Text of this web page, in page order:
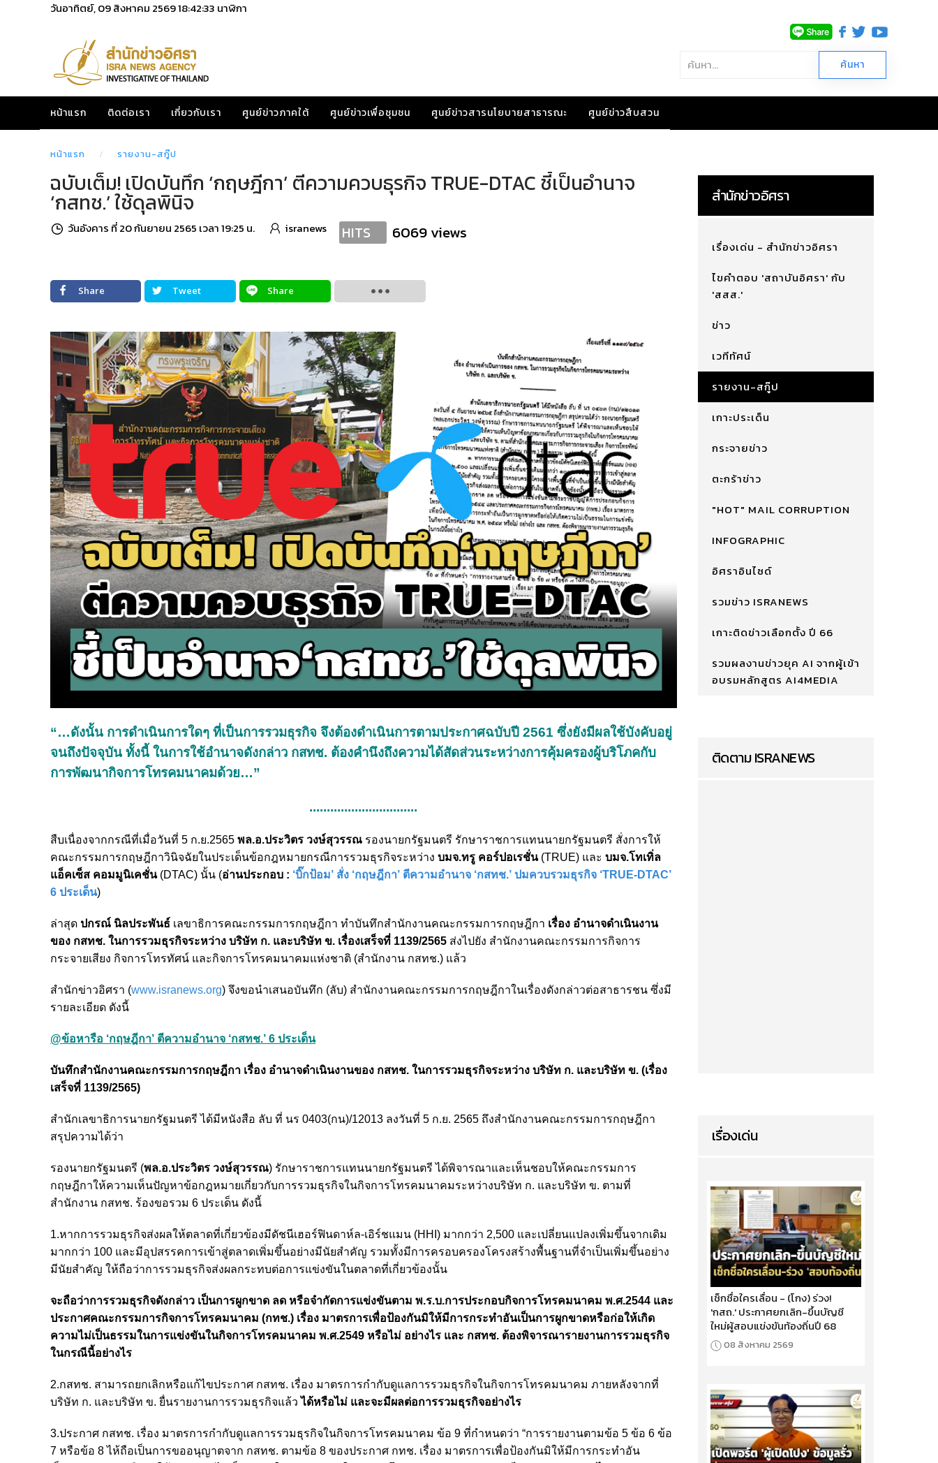
วันอาทิตย์, 09 สิงหาคม 256918:42:35 นาฬิกา
หน้าแรก ติดต่อเรา เกี่ยวกับเรา ศูนย์ข่าวภาคใต้ ศูนย์ข่าวเพื่อชุมชน ศูนย์ข่าวสารนโยบายสาธารณะ ศูนย์ข่าวสืบสวน
หน้าแรก รายงาน-สกู๊ป
ฉบับเต็ม! เปิดบันทึก ‘กฤษฎีกา’ ตีความควบธุรกิจ TRUE-DTAC ชี้เป็นอำนาจ
‘กสทช.’ ใช้ดุลพินิจ
วันอังคาร ที่ 20 กันยายน 2565 เวลา 19:25 น. isranews HITS 6069 views
Share Tweet Share
“…ดังนั้น การดำเนินการใดๆ ที่เป็นการรวมธุรกิจ จึงต้องดำเนินการตามประกาศฉบับปี 2561 ซึ่งยังมีผลใช้บังคับอยู่
จนถึงปัจจุบัน ทั้งนี้ ในการใช้อำนาจดังกล่าว กสทช. ต้องคำนึงถึงความได้สัดส่วนระหว่างการคุ้มครองผู้บริโภคกับ
การพัฒนากิจการโทรคมนาคมด้วย…”
...............................
สืบเนื่องจากกรณีที่เมื่อวันที่ 5 ก.ย.2565 พล.อ.ประวิตร วงษ์สุวรรณ รองนายกรัฐมนตรี รักษาราชการแทนนายกรัฐมนตรี สั่งการให้
คณะกรรมการกฤษฎีกาวินิจฉัยในประเด็นข้อกฎหมายกรณีการรวมธุรกิจระหว่าง บมจ.ทรู คอร์ปอเรชั่น(TRUE) และ บมจ.โทเทิ่ล
แอ็คเซ็ส คอมมูนิเคชั่น(DTAC) นั้น (อ่านประกอบ : ‘บิ๊กป้อม’ สั่ง ‘กฤษฎีกา’ ตีความอำนาจ ‘กสทช.’ ปมควบรวมธุรกิจ ‘TRUE-DTAC’
6 ประเด็น)
ล่าสุด ปกรณ์ นิลประพันธ์ เลขาธิการคณะกรรมการกฤษฎีกา ทำบันทึกสำนักงานคณะกรรมการกฤษฎีกา เรื่อง อำนาจดำเนินงาน
ของ กสทช. ในการรวมธุรกิจระหว่าง บริษัท ก. และบริษัท ข. เรื่องเสร็จที่ 1139/2565 ส่งไปยัง สำนักงานคณะกรรมการกิจการ
กระจายเสียง กิจการโทรทัศน์ และกิจการโทรคมนาคมแห่งชาติ (สำนักงาน กสทช.) แล้ว
สำนักข่าวอิศรา (www.isranews.org) จึงขอนำเสนอบันทึก (ลับ) สำนักงานคณะกรรมการกฤษฎีกาในเรื่องดังกล่าวต่อสาธารชน ซึ่งมี
รายละเอียด ดังนี้
@ข้อหารือ ‘กฤษฎีกา’ ตีความอำนาจ ‘กสทช.’ 6 ประเด็น
บันทึกสำนักงานคณะกรรมการกฤษฎีกา เรื่อง อำนาจดำเนินงานของ กสทช. ในการรวมธุรกิจระหว่าง บริษัท ก. และบริษัท ข. (เรื่อง
เสร็จที่ 1139/2565)
สำนักเลขาธิการนายกรัฐมนตรี ได้มีหนังสือ ลับ ที่ นร 0403(กน)/12013 ลงวันที่ 5 ก.ย. 2565 ถึงสำนักงานคณะกรรมการกฤษฎีกา
สรุปความได้ว่า
รองนายกรัฐมนตรี (พล.อ.ประวิตร วงษ์สุวรรณ) รักษาราชการแทนนายกรัฐมนตรี ได้พิจารณาและเห็นชอบให้คณะกรรมการ
กฤษฎีกาให้ความเห็นปัญหาข้อกฎหมายเกี่ยวกับการรวมธุรกิจในกิจการโทรคมนาคมระหว่างบริษัท ก. และบริษัท ข. ตามที่
สำนักงาน กสทช. ร้องขอรวม 6 ประเด็น ดังนี้
1.หากการรวมธุรกิจส่งผลให้ตลาดที่เกี่ยวข้องมีดัชนีเฮอร์ฟินดาห์ล-เอิร์ชแมน (HHI) มากกว่า 2,500 และเปลี่ยนแปลงเพิ่มขึ้นจากเดิม
มากกว่า 100 และมีอุปสรรคการเข้าสู่ตลาดเพิ่มขึ้นอย่างมีนัยสำคัญ รวมทั้งมีการครอบครองโครงสร้างพื้นฐานที่จำเป็นเพิ่มขึ้นอย่าง
มีนัยสำคัญ ให้ถือว่าการรวมธุรกิจส่งผลกระทบต่อการแข่งขันในตลาดที่เกี่ยวข้องนั้น
จะถือว่าการรวมธุรกิจดังกล่าว เป็นการผูกขาด ลด หรือจำกัดการแข่งขันตาม พ.ร.บ.การประกอบกิจการโทรคมนาคม พ.ศ.2544 และ
ประกาศคณะกรรมการกิจการโทรคมนาคม (กทช.) เรื่อง มาตรการเพื่อป้องกันมิให้มีการกระทำอันเป็นการผูกขาดหรือก่อให้เกิด
ความไม่เป็นธรรมในการแข่งขันในกิจการโทรคมนาคม พ.ศ.2549 หรือไม่ อย่างไร และ กสทช. ต้องพิจารณารายงานการรวมธุรกิจ
ในกรณีนี้อย่างไร
2.กสทช. สามารถยกเลิกหรือแก้ไขประกาศ กสทช. เรื่อง มาตรการกำกับดูแลการรวมธุรกิจในกิจการโทรคมนาคม ภายหลังจากที่
บริษัท ก. และบริษัท ข. ยื่นรายงานการรวมธุรกิจแล้วได้หรือไม่ และจะมีผลต่อการรวมธุรกิจอย่างไร
3.ประกาศ กสทช. เรื่อง มาตรการกำกับดูแลการรวมธุรกิจในกิจการโทรคมนาคม ข้อ 9 ที่กำหนดว่า “การรายงานตามข้อ 5 ข้อ 6 ข้อ
7 หรือข้อ 8 ไห้ถือเป็นการขออนุญาตจาก กสทช. ตามข้อ 8 ของประกาศ กทช. เรื่อง มาตรการเพื่อป้องกันมิให้มีการกระทำอัน
สำนักข่าวอิศรา
เรื่องเด่น - สำนักข่าวอิศรา
ไขคำตอบ 'สถาบันอิศรา' กับ
'สสส.'
ข่าว
เวทีทัศน์
รายงาน-สกู๊ป
เกาะประเด็น
กระจายข่าว
ตะกร้าข่าว
"HOT" MAIL CORRUPTION
INFOGRAPHIC
อิศราอินไซด์
รวมข่าว ISRANEWS
เกาะติดข่าวเลือกตั้ง ปี 66
รวมผลงานข่าวยุค AI จากผู้เข้า
อบรมหลักสูตร AI4MEDIA
ติดตาม ISRANEWS
เรื่องเด่น
เช็กชื่อใครเลื่อน - (โกง) ร่วง!
'กสถ.' ประกาศยกเลิก-ขึ้นบัญชี
ใหม่ผู้สอบแข่งขันท้องถิ่นปี 68
08 สิงหาคม 2569